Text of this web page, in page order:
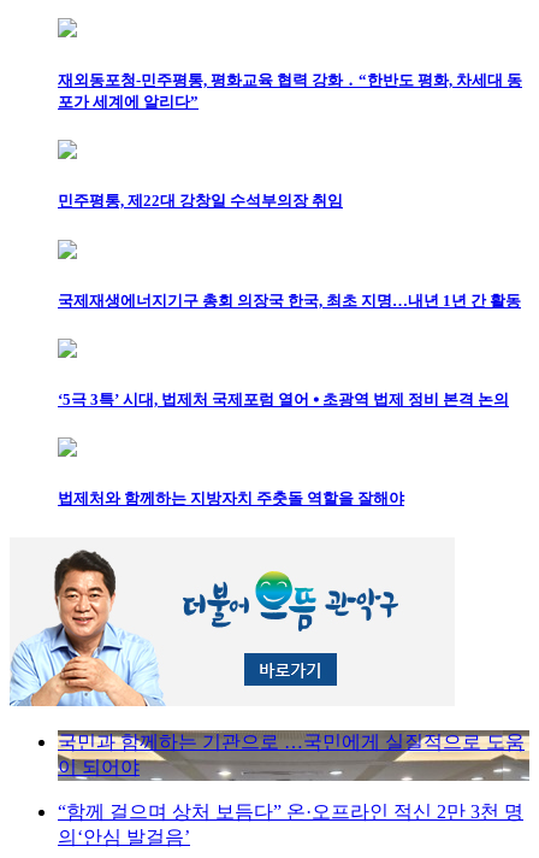
재외동포청-민주평통, 평화교육 협력 강화 ․ “한반도 평화, 차세대 동
포가 세계에 알리다”
민주평통, 제22대 강창일 수석부의장 취임
국제재생에너지기구 총회 의장국 한국, 최초 지명…내년 1년 간 활동
‘5극 3특’ 시대, 법제처 국제포럼 열어 ⦁ 초광역 법제 정비 본격 논의
법제처와 함께하는 지방자치 주춧돌 역할을 잘해야
국민과 함께하는 기관으로 …국민에게 실질적으로 도움
이 되어야
“함께 걸으며 상처 보듬다” 온·오프라인 적신 2만 3천 명
의‘안심 발걸음’